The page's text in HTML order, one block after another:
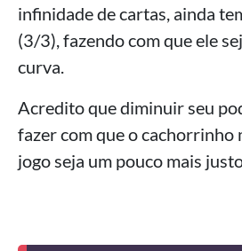
infinidade de cartas, ainda
(3/3), fazendo com que ele
curva.
Acredito que diminuir seu
fazer com que o cachorrinho
jogo seja um pouco mais